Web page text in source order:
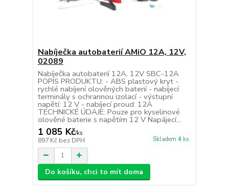
Nabíječka autobaterií AMiO 12A, 12V,
02089
Nabíječka autobaterií 12A, 12V SBC-12A
POPIS PRODUKTU: - ABS plastový kryt -
rychlé nabíjení olověných baterií - nabíjecí
terminály s ochrannou izolací - výstupní
napětí: 12 V - nabíjecí proud: 12A
TECHNICKÉ ÚDAJE: Pouze pro kyselinové
olověné baterie s napětím 12 V Napájecí...
1 085 Kč/ks
897 Kč bez DPH Skladem 4 ks
Do košíku, chci to mít doma